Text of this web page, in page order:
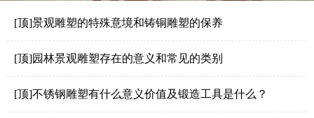
[顶]景观雕塑的特殊意境和铸铜雕塑的保养
[顶]园林景观雕塑存在的意义和常见的类别
[顶]不锈钢雕塑有什么意义价值及锻造工具是什么？